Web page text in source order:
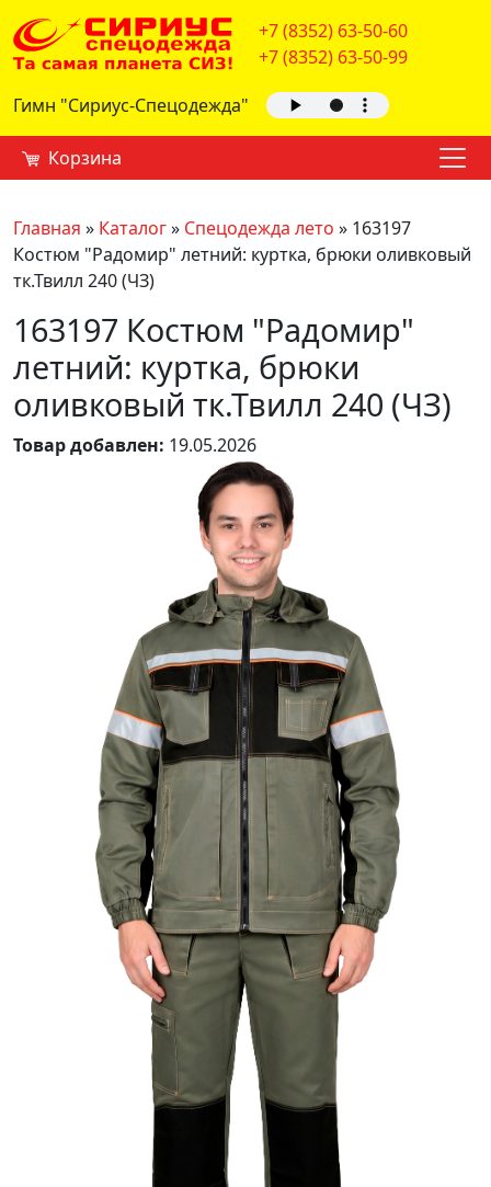
+7 (8352) 63-50-60
+7 (8352) 63-50-99
Гимн "Сириус-Спецодежда"
Корзина
Главная » Каталог» Спецодежда лето » 163197
Костюм "Радомир" летний: куртка, брюки оливковый
тк.Твилл 240 (ЧЗ)
163197 Костюм "Радомир"
летний: куртка, брюки
оливковый тк.Твилл 240 (ЧЗ)
Товар добавлен: 19.05.2026